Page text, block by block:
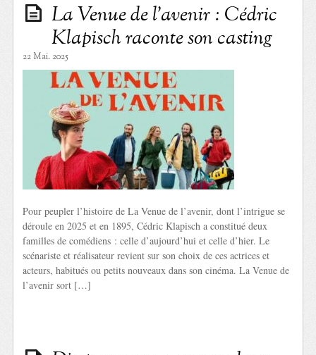
La Venue de l’avenir : Cédric
Klapisch raconte son casting
22 Mai. 2025
Pour peupler l’histoire de La Venue de l’avenir, dont l’intrigue se
déroule en 2025 et en 1895, Cédric Klapisch a constitué deux
familles de comédiens : celle d’aujourd’hui et celle d’hier. Le
scénariste et réalisateur revient sur son choix de ces actrices et
acteurs, habitués ou petits nouveaux dans son cinéma. La Venue de
l’avenir sort […]